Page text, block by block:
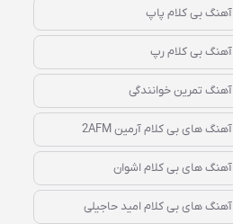
آهنگ بی کلام پاپ
آهنگ بی کلام رپ
آهنگ تمرین خوانندگی
آهنگ‌ های بی‌ کلام آرمین 2AFM
آهنگ‌ های بی‌ کلام اشوان
آهنگ‌ های بی‌ کلام امید حاجیلی